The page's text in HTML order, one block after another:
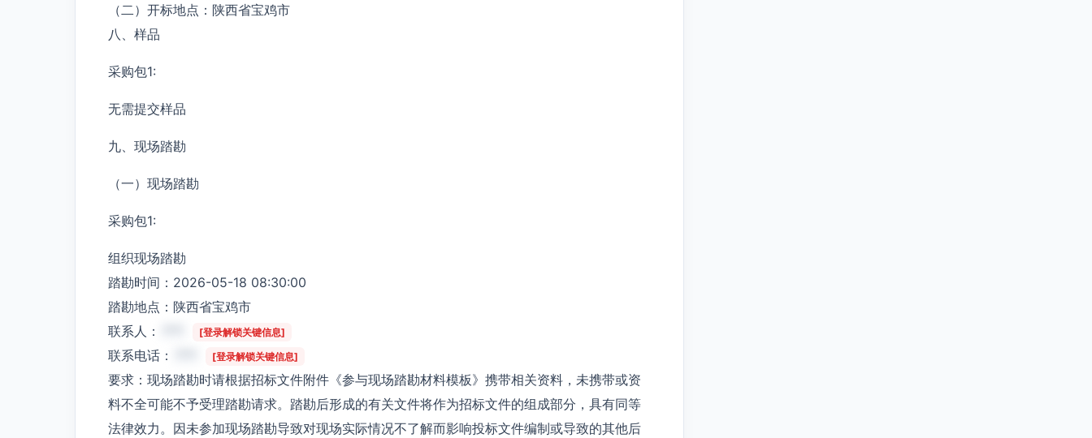
（二）开标地点：陕西省宝鸡市
八、样品
采购包1:
无需提交样品
九、现场踏勘
（一）现场踏勘
采购包1:
组织现场踏勘
踏勘时间：2026-05-18 08:30:00
踏勘地点：陕西省宝鸡市
联系人：
[登录解锁关键信息]
联系电话： [登录解锁关键信息]
要求：现场踏勘时请根据招标文件附件《参与现场踏勘材料模板》携带相关资料，未携带或资
料不全可能不予受理踏勘请求。踏勘后形成的有关文件将作为招标文件的组成部分，具有同等
法律效力。因未参加现场踏勘导致对现场实际情况不了解而影响投标文件编制或导致的其他后